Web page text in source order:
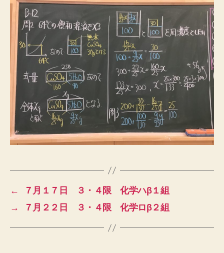
←
７月１７日 ３・４限 化学ハβ１組
→
７月２２日 ３・４限 化学ロβ２組